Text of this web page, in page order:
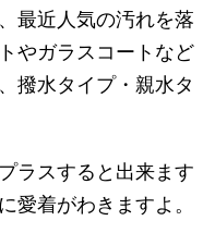
最近人気の汚れを落
やガラスコートなど
撥水タイプ・親水タ
ラスすると出来ます
愛着がわきますよ。